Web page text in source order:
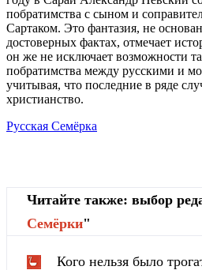
побратимства с сыном и
Сартаком. Это фантазия, не
достоверных фактах, отмечает
он же не исключает возможности
побратимства между русскими и
учитывая, что последние в ряде
христианство.
Русская Семёрка
Читайте также: выбор
Cемёрки"
Кого нельзя было